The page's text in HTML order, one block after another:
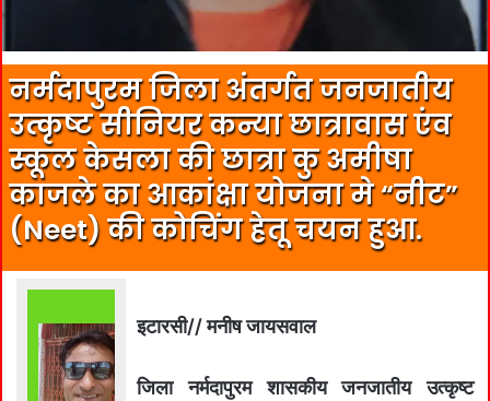
नर्मदापुरम जिला अंतर्गत जनजातीय
उत्कृष्ट सीनियर कन्या छात्रावास एंव
स्कूल केसला की छात्रा कु अमीषा
काजले का आकांक्षा योजना मे “नीट”
(Neet) की कोचिंग हेतू चयन हुआ.
इटारसी// मनीष जायसवाल
जिला नर्मदापुरम शासकीय जनजातीय उत्कृष्ट